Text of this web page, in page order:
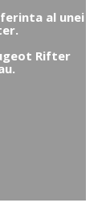
al unei
Rifter